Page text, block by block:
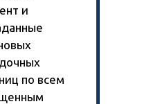
и
по всем